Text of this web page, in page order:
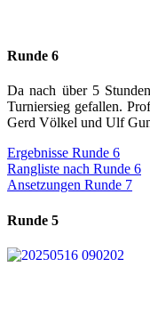
Runde 6
Da nach über 5
Turniersieg gefallen.
Gerd Völkel und Ulf
Ergebnisse Runde 6
Rangliste nach Runde 6
Ansetzungen Runde 7
Runde 5